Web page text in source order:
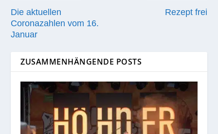
Die aktuellen
Coronazahlen vom 16.
Januar
Rezept frei
ZUSAMMENHÄNGENDE POSTS